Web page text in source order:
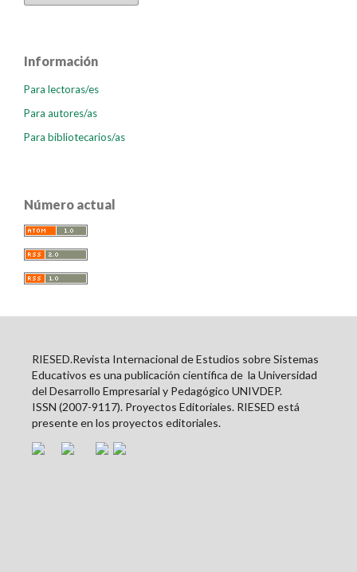
Información
Para lectoras/es
Para autores/as
Para bibliotecarios/as
Número actual
RIESED.Revista Internacional de Estudios sobre Sistemas
Educativos es una publicación científica de la Universidad
del Desarrollo Empresarial y Pedagógico UNIVDEP.
ISSN (2007-9117). Proyectos Editoriales. RIESED está
presente en los proyectos editoriales.